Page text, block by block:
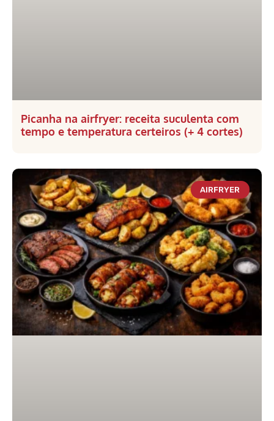
Picanha na airfryer: receita suculenta com
tempo e temperatura certeiros (+ 4 cortes)
AIRFRYER